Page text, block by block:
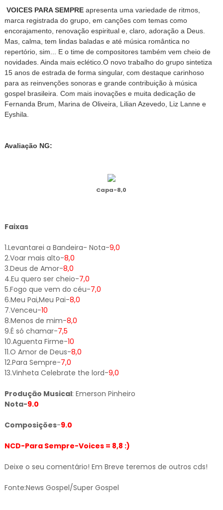
VOICES PARA SEMPREapresenta uma variedade de ritmos,
marca registrada do grupo, em canções com temas como
encorajamento, renovação espiritual e, claro, adoração a Deus.
Mas, calma, tem lindas baladas e até música romântica no
repertório, sim... E o time de compositores também vem cheio de
novidades. Ainda mais eclético. O novo trabalho do grupo sintetiza
15 anos de estrada de forma singular, com destaque carinhoso
para as reinvenções sonoras e grande contribuição à música
gospel brasileira. Com mais inovações e muita dedicação de
Fernanda Brum, Marina de Oliveira, Lilian Azevedo, Liz Lanne e
Eyshila.
Avaliação NG:
Capa-8,0
Faixas
1.Levantarei a Bandeira- Nota-9,0
2.Voar mais alto-8,0
3.Deus de Amor-8,0
4.Eu quero ser cheio-7,0
5.Fogo que vem do céu-7,0
6.Meu Pai,Meu Pai-8,0
7.Venceu-10
8.Menos de mim-8,0
9.É só chamar-7,5
10.Aguenta Firme-10
11.O Amor de Deus-8,0
12.Para Sempre-7,0
13.Vinheta Celebrate the lord-9,0
Produção Musical: Emerson Pinheiro
Nota-9.0
Composições-9.0
NCD-Para Sempre-Voices = 8,8 :)
Deixe o seu comentário! Em Breve teremos de outros cds!
Fonte:News Gospel/Super Gospel